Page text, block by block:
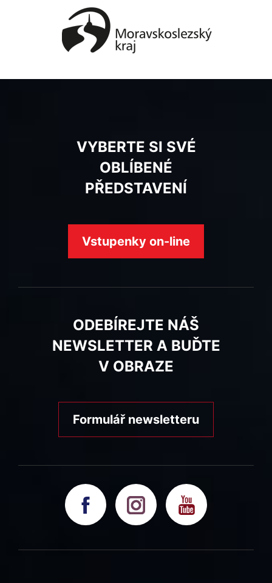
VYBERTE SI SVÉ
OBLÍBENÉ
PŘEDSTAVENÍ
Vstupenky on-line
ODEBÍREJTE NÁŠ
NEWSLETTER A BUĎTE
V OBRAZE
Formulář newsletteru